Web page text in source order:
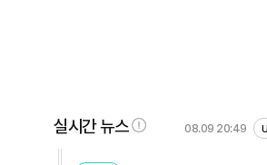
실시간 뉴스 08.09 20:49